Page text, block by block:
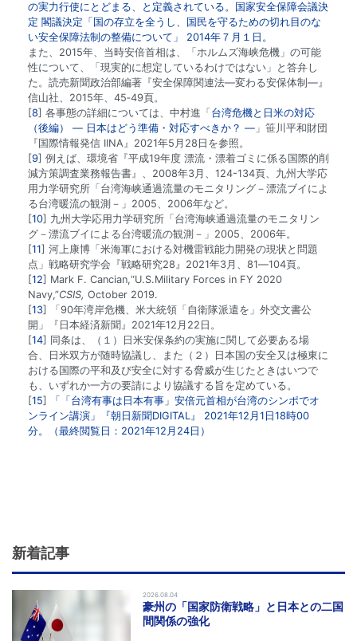
の実力行使にとどまる、と定義されている。国家安全保障会議決
定 閣議決定「国の存立を全うし、国民を守るための切れ目のな
い安全保障法制の整備について」 2014年７月１日。
また、2015年、当時安倍首相は、「ホルムズ海峡危機」の可能
性について、「現実的に想定しているわけではない」と答弁し
た。読売新聞政治部編著『安全保障関連法―変わる安保体制―』
信山社、2015年、45‐49頁。
8
各事態の詳細については、中村進「 台湾危機と日米の対応
（後編） ― 日本はどう準備・対応すべきか？ ― 」笹川平和財団
『国際情報発信 IINA』2021年5月28日を参照。
9 例えば、環境省『平成19年度 漂流・漂着ゴミに係る国際的削
減方策調査業務報告書』、2008年3月、124-134頁、九州大学応
用力学研究所「台湾海峡通過流量のモニタリング－漂流ブイによ
る台湾暖流の観測－」2005、2006年など。
10
九州大学応用力学研究所「台湾海峡通過流量のモニタリン
グ－漂流ブイによる台湾暖流の観測－」2005、2006年。
11
河上康博「米海軍における対機雷戦能力開発の現状と問題
点」戦略研究学会『戦略研究28』2021年3月、81―104頁。
12
Mark F. Cancian,“U.S.Military Forces in FY 2020
Navy,”CSIS, October 2019.
13
「90年湾岸危機、米大統領「自衛隊派遣を」外交文書公
開」『日本経済新聞』2021年12月22日。
14
同条は、（１）日米安保条約の実施に関して必要ある場
合、日米双方が随時協議し、また（２）日本国の安全又は極東に
おける国際の平和及び安全に対する脅威が生じたときはいつで
も、いずれか一方の要請により協議する旨を定めている。
15
「「台湾有事は日本有事」安倍元首相が台湾のシンポでオ
ンライン講演」『朝日新聞DIGITAL』 2021年12月1日18時00
分。（最終閲覧日：2021年12月24日）
新着記事
2026.08.04
豪州の「国家防衛戦略」と日本との二国
間関係の強化